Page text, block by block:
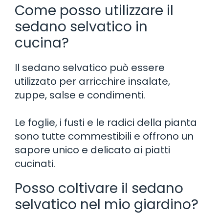
Come posso utilizzare il
sedano selvatico in
cucina?
Il sedano selvatico può essere
utilizzato per arricchire insalate,
zuppe, salse e condimenti.
Le foglie, i fusti e le radici della pianta
sono tutte commestibili e offrono un
sapore unico e delicato ai piatti
cucinati.
Posso coltivare il sedano
selvatico nel mio giardino?